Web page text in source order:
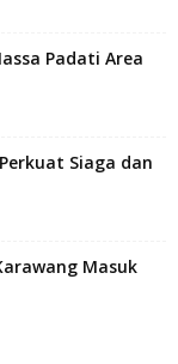
Padati Area
Siaga dan
Masuk